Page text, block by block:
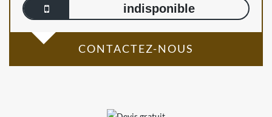
indisponible
CONTACTEZ-NOUS